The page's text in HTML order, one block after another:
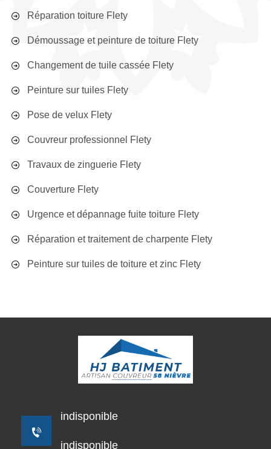
Réparation toiture Flety
Démoussage et peinture de toiture Flety
Changement de tuile cassée Flety
Peinture sur tuiles Flety
Pose de velux Flety
Couvreur professionnel Flety
Travaux de zinguerie Flety
Couverture Flety
Urgence et dépannage fuite toiture Flety
Réparation et traitement de charpente Flety
Peinture sur tuiles de toiture et zinc Flety
indisponible
indisponible